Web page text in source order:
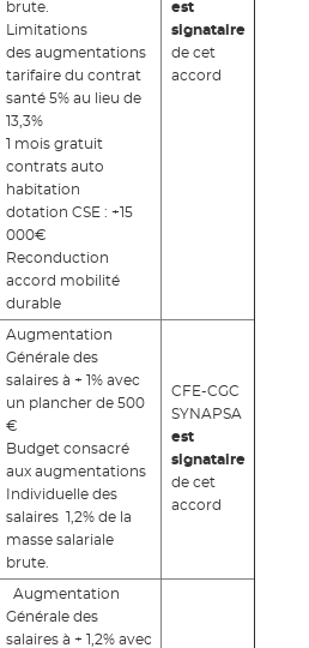
brute.
Limitations
des augmentations
tarifaire du contrat
santé 5% au lieu de
13,3%
1 mois gratuit
contrats auto
habitation
dotation CSE : +15
000€
Reconduction
accord mobilité
durable
est
signataire
de cet
accord
Augmentation
Générale des
salaires à + 1% avec
un plancher de 500
€
Budget consacré
aux augmentations
Individuelle des
salaires 1,2% de la
masse salariale
brute.
CFE-CGC
SYNAPSA
est
signataire
de cet
accord
Augmentation
Générale des
salaires à + 1,2% avec